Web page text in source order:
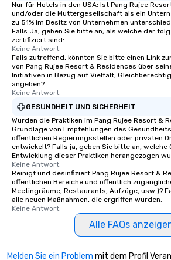
Nur für Hotels in den USA: Ist Pang Rujee
und/oder die Muttergesellschaft als ein
zu 51% im Besitz von Unternehmen
Falls Ja, geben Sie bitte an, als welche der
zertifiziert sind:
Keine Antwort.
Falls zutreffend, könnten Sie bitte einen Link
von Pang Rujee Resort & Residences über
Initiativen in Bezug auf Vielfalt,
angeben?
Keine Antwort.
GESUNDHEIT UND SICHERHEIT
Wurden die Praktiken im Pang Rujee Resort &
Grundlage von Empfehlungen des
öffentlichen Regierungsstellen oder privaten
entwickelt? Falls ja, geben Sie bitte an, welche
Entwicklung dieser Praktiken herangezogen
Keine Antwort.
Reinigt und desinfiziert Pang Rujee Resort &
öffentlichen Bereiche und öffentlich
Meetingräume, Restaurants, Aufzüge, usw.)?
alle neuen Maßnahmen, die ergriffen wurden.
Keine Antwort.
Alle FAQs
Melden Sie ein Problem mit dem Profil